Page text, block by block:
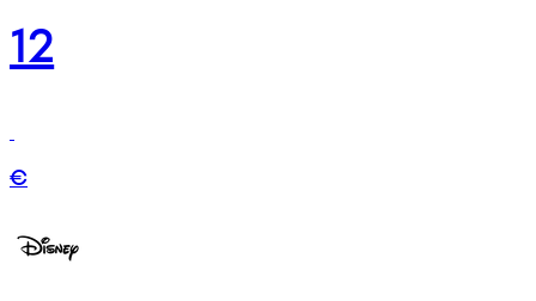
12
€